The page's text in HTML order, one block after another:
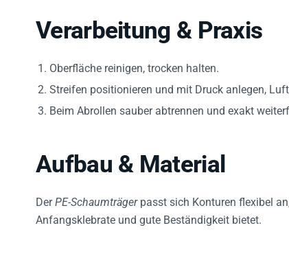
Verarbeitung & Praxis
Oberfläche reinigen, trocken halten.
Streifen positionieren und mit Druck anlegen,
Beim Abrollen sauber abtrennen und exakt
Aufbau & Material
Der PE-Schaumträgerpasst sich Konturen flexibel
Anfangsklebrate und gute Beständigkeit bietet.